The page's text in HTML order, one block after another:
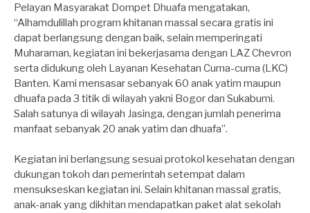
Pelayan Masyarakat Dompet Dhuafa mengatakan,
“Alhamdulillah program khitanan massal secara gratis ini
dapat berlangsung dengan baik, selain memperingati
Muharaman, kegiatan ini bekerjasama dengan LAZ Chevron
serta didukung oleh Layanan Kesehatan Cuma-cuma (LKC)
Banten. Kami mensasar sebanyak 60 anak yatim maupun
dhuafa pada 3 titik di wilayah yakni Bogor dan Sukabumi.
Salah satunya di wilayah Jasinga, dengan jumlah penerima
manfaat sebanyak 20 anak yatim dan dhuafa”.
Kegiatan ini berlangsung sesuai protokol kesehatan dengan
dukungan tokoh dan pemerintah setempat dalam
mensukseskan kegiatan ini. Selain khitanan massal gratis,
anak-anak yang dikhitan mendapatkan paket alat sekolah